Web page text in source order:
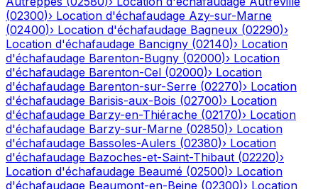
(02300)› Location d'échafaudage Azy-sur-Marne
(02400)› Location d'échafaudage Bagneux (02290)›
Location d'échafaudage Bancigny (02140)› Location
d'échafaudage Barenton-Bugny (02000)› Location
d'échafaudage Barenton-Cel (02000)› Location
d'échafaudage Barenton-sur-Serre (02270)› Location
d'échafaudage Barisis-aux-Bois (02700)› Location
d'échafaudage Barzy-en-Thiérache (02170)› Location
d'échafaudage Barzy-sur-Marne (02850)› Location
d'échafaudage Bassoles-Aulers (02380)› Location
d'échafaudage Bazoches-et-Saint-Thibaut (02220)›
Location d'échafaudage Beaumé (02500)› Location
d'échafaudage Beaumont-en-Beine (02300)› Location